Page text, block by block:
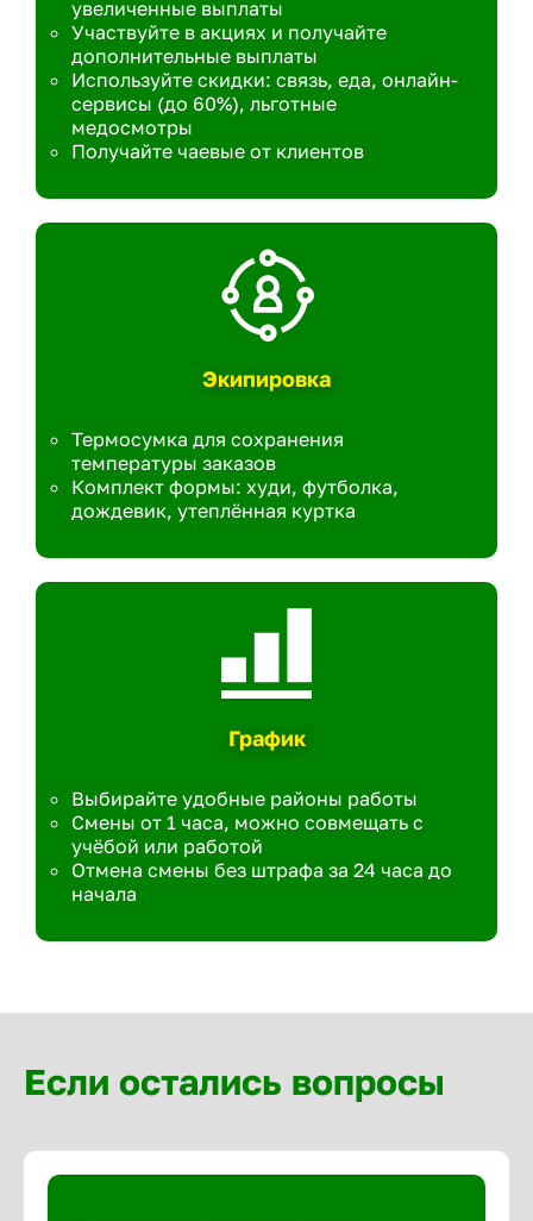
увеличенные выплаты
Участвуйте в акциях и получайте
дополнительные выплаты
Используйте скидки: связь, еда, онлайн-
сервисы (до 60%), льготные
медосмотры
Получайте чаевые от клиентов
Экипировка
Термосумка для сохранения
температуры заказов
Комплект формы: худи, футболка,
дождевик, утеплённая куртка
График
Выбирайте удобные районы работы
Смены от 1 часа, можно совмещать с
учёбой или работой
Отмена смены без штрафа за 24 часа до
начала
Если остались вопросы